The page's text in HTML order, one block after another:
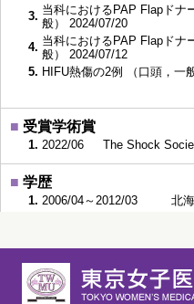
3. 当科におけるPAP Flapドナ
般） 2024/07/20
4. 当科におけるPAP Flapドナ
般） 2024/07/12
5. HIFU熱傷の2例 （口頭，一
■ 受賞学術賞
1. 2022/06 The Shock
■ 学歴
1. 2006/04～2012/03 北